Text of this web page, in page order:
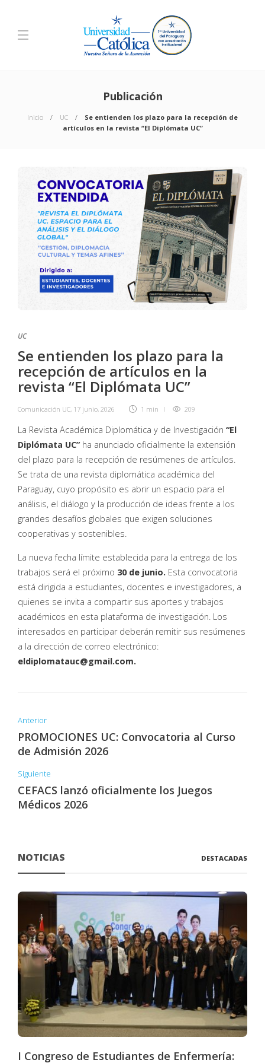
Publicación
Inicio UC
Se entienden los plazo para la recepción de
artículos en la revista “El Diplómata UC”
UC
Se entienden los plazo para la
recepción de artículos en la
revista “El Diplómata UC”
Comunicación UC, 17 junio, 2026 1 min 209
La Revista Académica Diplomática y de Investigación “El
Diplómata UC” ha anunciado oficialmente la extensión
del plazo para la recepción de resúmenes de artículos.
Se trata de una revista diplomática académica del
Paraguay, cuyo propósito es abrir un espacio para el
análisis, el diálogo y la producción de ideas frente a los
grandes desafíos globales que exigen soluciones
cooperativas y sostenibles.
La nueva fecha límite establecida para la entrega de los
trabajos será el próximo 30 de junio. Esta convocatoria
está dirigida a estudiantes, docentes e investigadores, a
quienes se invita a compartir sus aportes y trabajos
académicos en esta plataforma de investigación. Los
interesados en participar deberán remitir sus resúmenes
a la dirección de correo electrónico:
eldiplomatauc@gmail.com.
Anterior
PROMOCIONES UC: Convocatoria al Curso
de Admisión 2026
Siguiente
CEFACS lanzó oficialmente los Juegos
Médicos 2026
NOTICIAS DESTACADAS
I Congreso de Estudiantes de Enfermería: